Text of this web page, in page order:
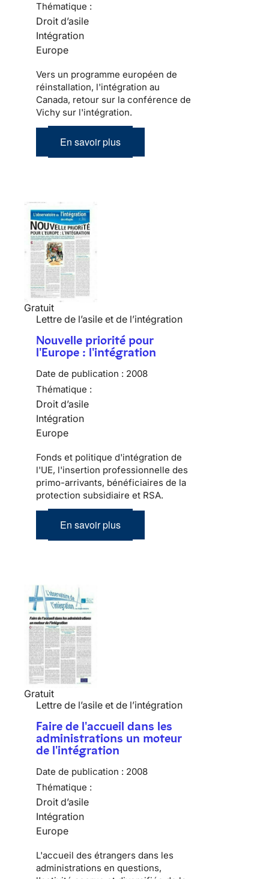
Thématique :
Droit d’asile
Intégration
Europe
Vers un programme européen de
réinstallation, l'intégration au
Canada, retour sur la conférence de
Vichy sur l'intégration.
En savoir plus
Gratuit
Lettre de l’asile et de l’intégration
Nouvelle priorité pour
l'Europe : l'intégration
Date de publication : 2008
Thématique :
Droit d’asile
Intégration
Europe
Fonds et politique d'intégration de
l'UE, l'insertion professionnelle des
primo-arrivants, bénéficiaires de la
protection subsidiaire et RSA.
En savoir plus
Gratuit
Lettre de l’asile et de l’intégration
Faire de l'accueil dans les
administrations un moteur
de l'intégration
Date de publication : 2008
Thématique :
Droit d’asile
Intégration
Europe
L'accueil des étrangers dans les
administrations en questions,